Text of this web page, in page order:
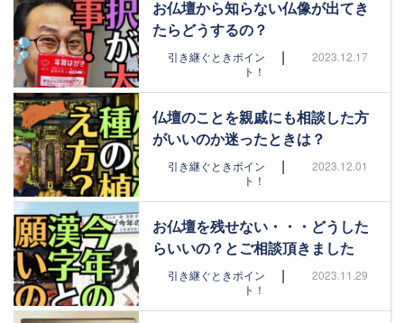
お仏壇から知らない仏像が出てき
たらどうするの？
引き継ぐときポイン
ト！
| 2023.12.17
仏壇のことを親戚にも相談した方
がいいのか迷ったときは？
引き継ぐときポイン
ト！
| 2023.12.01
お仏壇を残せない・・・どうした
らいいの？とご相談頂きました
引き継ぐときポイン
ト！
| 2023.11.29